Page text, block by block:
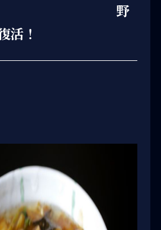
月） 野
活！